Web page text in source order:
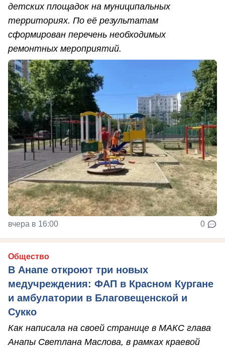
детских площадок на муниципальных
территориях. По её результатам
сформирован перечень необходимых
ремонтных мероприятий.
вчера в 16:00 0
Общество
В Анапе откроют три новых
медучреждения: ФАП в Красном Кургане
и амбулатории в Благовещенской и
Сукко
Как написала на своей странице в МАКС глава
Анапы Светлана Маслова, в рамках краевой